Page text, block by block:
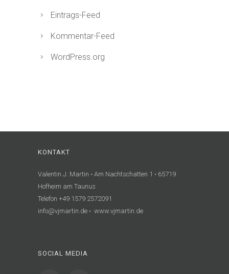
Eintrags-Feed
Kommentar-Feed
WordPress.org
KONTAKT
Valentin J. Martin • Am Nachtschatten 1 • 65719
Hofheim am Taunus
Telefon +49 1579 2572091
info@vjmartin.de • www.vjmartin.de
SOCIAL MEDIA